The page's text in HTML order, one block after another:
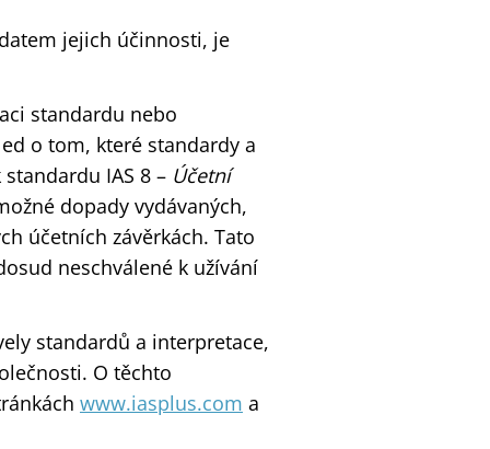
jejich účinnosti, je
standardu nebo
o tom, které standardy a
IAS 8 – Účetní
dopady vydávaných,
účetních závěrkách. Tato
neschválené k užívání
standardů a interpretace,
O těchto
www.iasplus.com a